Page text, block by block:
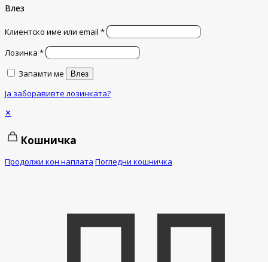
Влез
Клиентско име или email *
Лозинка *
Запамти ме
Влез
Ја заборавивте лозинката?
✕
Кошничка
Продолжи кон наплата Погледни кошничка